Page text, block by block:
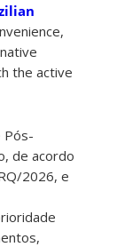
the active
Pós-
de acordo
2026, e